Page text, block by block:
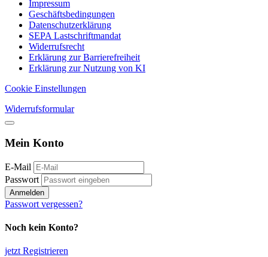
Impressum
Geschäftsbedingungen
Datenschutzerklärung
SEPA Lastschriftmandat
Widerrufsrecht
Erklärung zur Barrierefreiheit
Erklärung zur Nutzung von KI
Cookie Einstellungen
Widerrufsformular
Mein Konto
E-Mail
Passwort
Anmelden
Passwort vergessen?
Noch kein Konto?
jetzt Registrieren